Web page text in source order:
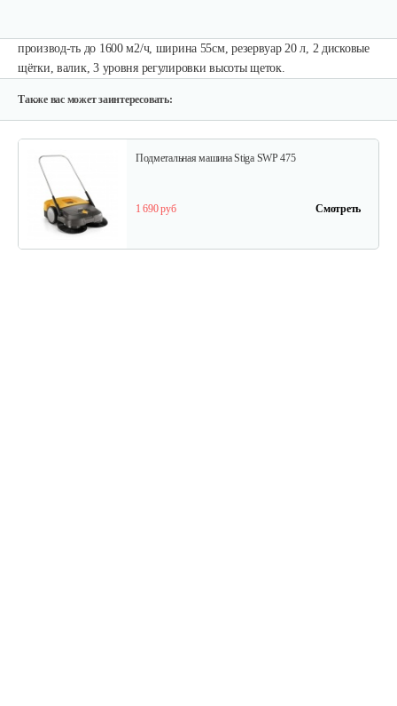
производ-ть до 1600 м2/ч, ширина 55см, резервуар 20 л, 2 дисковые
щётки, валик, 3 уровня регулировки высоты щеток.
Также вас может заинтересовать:
Подметальная машина Stiga SWP 475
1 690 руб Смотреть